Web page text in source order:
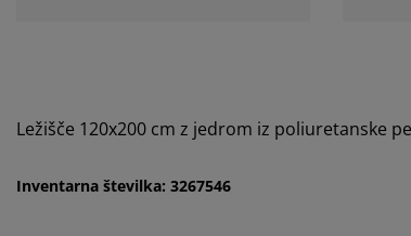
Ležišče 120x200 cm z jedrom iz poliuretanske
Inventarna številka: 3267546